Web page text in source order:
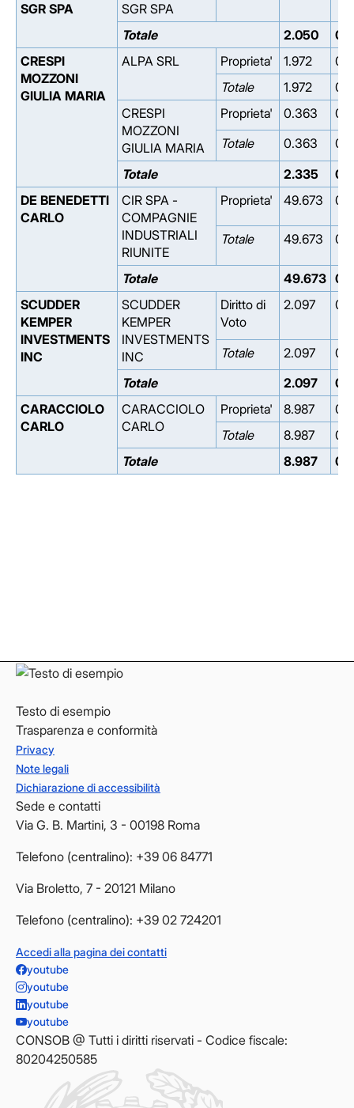
SGR SPA
SGR SPA
Totale 2.050
CRESPI
MOZZONI
GIULIA MARIA
ALPA SRL Proprieta' 1.972
Totale
1.972
CRESPI
MOZZONI
GIULIA MARIA
Proprieta' 0.363
Totale
0.363
Totale
2.335
DE BENEDETTI
CARLO
CIR SPA -
COMPAGNIE
INDUSTRIALI
RIUNITE
Proprieta' 49.673
Totale 49.673
Totale 49.673
SCUDDER
KEMPER
INVESTMENTS
INC
SCUDDER
KEMPER
INVESTMENTS
INC
Diritto di
Voto
2.097
Totale 2.097
Totale
2.097
CARACCIOLO
CARLO
CARACCIOLO
CARLO
Proprieta' 8.987
Totale
8.987
Totale
8.987
Testo di esempio
Trasparenza e conformità
Privacy
Note legali
Dichiarazione di accessibilità
Sede e contatti
Via G. B. Martini, 3 - 00198 Roma
Telefono (centralino): +39 06 84771
Via Broletto, 7 - 20121 Milano
Telefono (centralino): +39 02 724201
Accedi alla pagina dei contatti
youtube
youtube
youtube
youtube
CONSOB @ Tutti i diritti riservati - Codice fiscale:
80204250585